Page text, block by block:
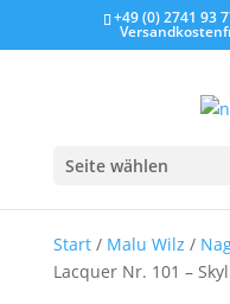
+49 (0) 2741 93
Seite wählen
Start/ Malu Wilz /
Lacquer Nr. 101 –